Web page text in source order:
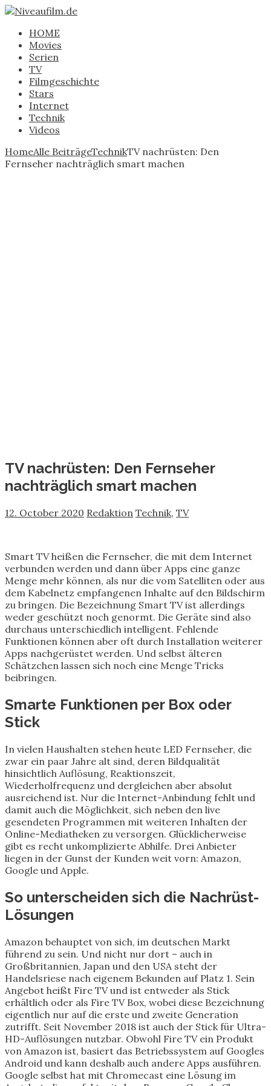
HOME
Movies
Serien
TV
Filmgeschichte
Stars
Internet
Technik
Videos
HomeAlle BeiträgeTechnikTV nachrüsten: Den
Fernseher nachträglich smart machen
TV nachrüsten: Den Fernseher
nachträglich smart machen
12. October 2020 Redaktion Technik, TV
Smart TV heißen die Fernseher, die mit dem Internet
verbunden werden und dann über Apps eine ganze
Menge mehr können, als nur die vom Satelliten oder aus
dem Kabelnetz empfangenen Inhalte auf den Bildschirm
zu bringen. Die Bezeichnung Smart TV ist allerdings
weder geschützt noch genormt. Die Geräte sind also
durchaus unterschiedlich intelligent. Fehlende
Funktionen können aber oft durch Installation weiterer
Apps nachgerüstet werden. Und selbst älteren
Schätzchen lassen sich noch eine Menge Tricks
beibringen.
Smarte Funktionen per Box oder
Stick
In vielen Haushalten stehen heute LED Fernseher, die
zwar ein paar Jahre alt sind, deren Bildqualität
hinsichtlich Auflösung, Reaktionszeit,
Wiederholfrequenz und dergleichen aber absolut
ausreichend ist. Nur die Internet-Anbindung fehlt und
damit auch die Möglichkeit, sich neben den live
gesendeten Programmen mit weiteren Inhalten der
Online-Mediatheken zu versorgen. Glücklicherweise
gibt es recht unkomplizierte Abhilfe. Drei Anbieter
liegen in der Gunst der Kunden weit vorn: Amazon,
Google und Apple.
So unterscheiden sich die Nachrüst-
Lösungen
Amazon behauptet von sich, im deutschen Markt
führend zu sein. Und nicht nur dort – auch in
Großbritannien, Japan und den USA steht der
Handelsriese nach eigenem Bekunden auf Platz 1. Sein
Angebot heißt Fire TV und ist entweder als Stick
erhältlich oder als Fire TV Box, wobei diese Bezeichnung
eigentlich nur auf die erste und zweite Generation
zutrifft. Seit November 2018 ist auch der Stick für Ultra-
HD-Auflösungen nutzbar. Obwohl Fire TV ein Produkt
von Amazon ist, basiert das Betriebssystem auf Googles
Android und kann deshalb auch andere Apps ausführen.
Google selbst hat mit Chromecast eine Lösung im